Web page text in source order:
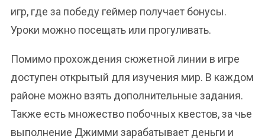
игр, где за победу геймер получает бонусы.
Уроки можно посещать или прогуливать.
Помимо прохождения сюжетной линии в игре
доступен открытый для изучения мир. В каждом
районе можно взять дополнительные задания.
Также есть множество побочных квестов, за чье
выполнение Джимми зарабатывает деньги и